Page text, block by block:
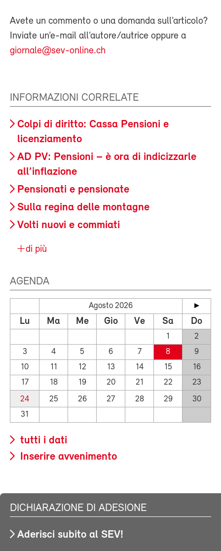
Avete un commento o una domanda sull’articolo?
Inviate un’e-mail all’autore/autrice oppure a
giornale@sev-online.ch
INFORMAZIONI CORRELATE
Colpi di diritto: Cassa Pensioni e
licenziamento
AD PV: Pensioni – è ora di indicizzarle
all’inflazione
Pensionati e pensionate
Sulla regina delle montagne
Volti nuovi e commiati
di più
AGENDA
Agosto 2026
Lu Ma Me Gio Ve Sa Do
1
2
3
4 5 6 7 8
9
10
11 12 13 14 15
16
17
18 19 20 21 22
23
24
25 26 27 28 29
30
31
tutti i dati
Inserire avvenimento
DICHIARAZIONE DI ADESIONE
Aderisci subito al SEV!